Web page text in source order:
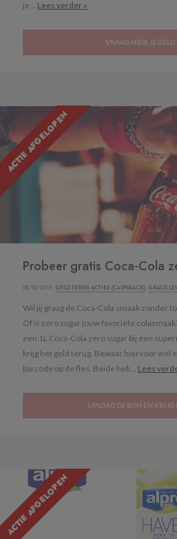
je... Lees verder »
VRAAG HIER JE GELD
ACTIE AFGELOPEN
Probeer gratis Coca-Cola
08/10/2017 · GELD TERUG ACTIES (CASHBACK), GRATIS
Wil jij graag de Coca-Cola smaak zonder
Of is zero sugar jouw favoriete
een 1L Coca-Cola zero sugar bij een
krijg het geld terug. Bewaar hiervoor wel
barcode op de fles. Beide heb... Lees
UPLOAD DE BON EN KRIJG
ACTIE AFGELOPEN